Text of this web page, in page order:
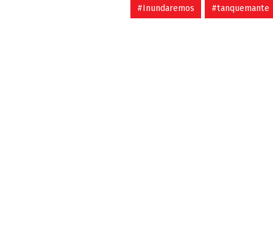
#Inundaremos #tanquemante